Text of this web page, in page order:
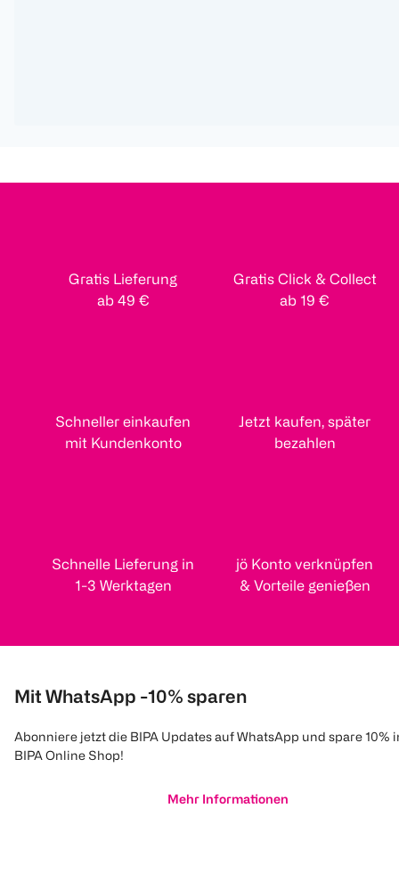
Gratis Lieferung
ab 49 €
Gratis Click & Collect
ab 19 €
Schneller einkaufen
mit Kundenkonto
Jetzt kaufen, später
bezahlen
Schnelle Lieferung in
1-3 Werktagen
jö Konto verknüpfen
& Vorteile genießen
Mit WhatsApp -10% sparen
Abonniere jetzt die BIPA Updates auf WhatsApp und spare 10%
BIPA Online Shop!
Mehr Informationen